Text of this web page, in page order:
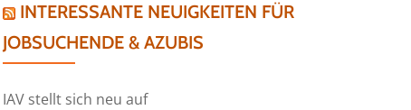
INTERESSANTE NEUIGKEITEN FÜR
JOBSUCHENDE & AZUBIS
IAV stellt sich neu auf